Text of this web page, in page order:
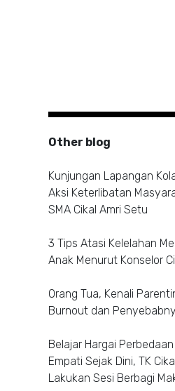
Other blog
Kunjungan Lapangan
Aksi Keterlibatan
SMA Cikal Amri Setu
3 Tips Atasi Kelelahan
Anak Menurut Konselor
Orang Tua, Kenali
Burnout dan
Belajar Hargai
Empati Sejak Dini, TK
Lakukan Sesi Berbagi